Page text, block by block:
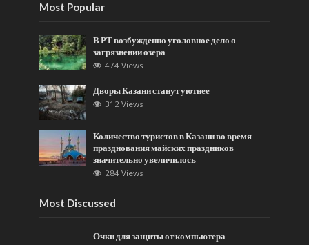
Most Popular
В РТ возбужденно уголовное дело о
загрязнении озера
474 Views
Дворы Казани станут уютнее
312 Views
Количество туристов в Казани во время
празднования майских праздников
значительно увеличилось
284 Views
Most Discussed
Очки для защиты от компьютера